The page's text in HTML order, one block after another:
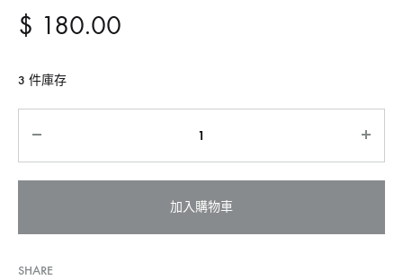
$ 180.00
3 件庫存
加入購物車
SHARE